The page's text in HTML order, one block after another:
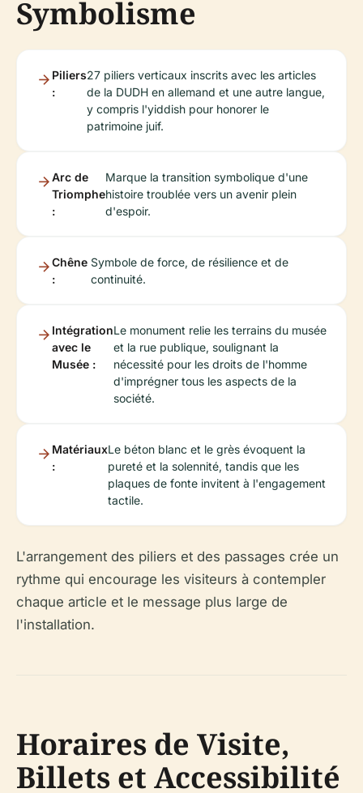
Symbolisme
Piliers
:
27 piliers verticaux inscrits avec les articles
de la DUDH en allemand et une autre langue,
y compris l'yiddish pour honorer le
patrimoine juif.
Arc de
Triomphe
:
Marque la transition symbolique d'une
histoire troublée vers un avenir plein
d'espoir.
Chêne
:
Symbole de force, de résilience et de
continuité.
Intégration
avec le
Musée :
Le monument relie les terrains du musée
et la rue publique, soulignant la
nécessité pour les droits de l'homme
d'imprégner tous les aspects de la
société.
Matériaux
:
Le béton blanc et le grès évoquent la
pureté et la solennité, tandis que les
plaques de fonte invitent à l'engagement
tactile.
L'arrangement des piliers et des passages crée un
rythme qui encourage les visiteurs à contempler
chaque article et le message plus large de
l'installation.
Horaires de Visite,
Billets et Accessibilité